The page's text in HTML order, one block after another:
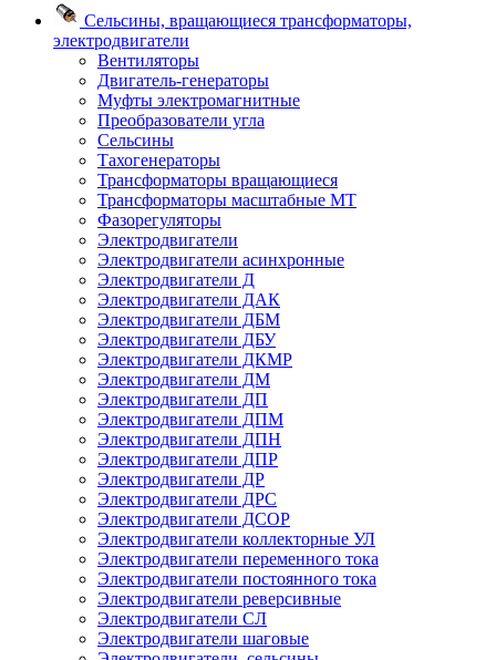
Сельсины, вращающиеся трансформаторы,
электродвигатели
Вентиляторы
Двигатель-генераторы
Муфты электромагнитные
Преобразователи угла
Сельсины
Тахогенераторы
Трансформаторы вращающиеся
Трансформаторы масштабные МТ
Фазорегуляторы
Электродвигатели
Электродвигатели асинхронные
Электродвигатели Д
Электродвигатели ДАК
Электродвигатели ДБМ
Электродвигатели ДБУ
Электродвигатели ДКМР
Электродвигатели ДМ
Электродвигатели ДП
Электродвигатели ДПМ
Электродвигатели ДПН
Электродвигатели ДПР
Электродвигатели ДР
Электродвигатели ДРС
Электродвигатели ДСОР
Электродвигатели коллекторные УЛ
Электродвигатели переменного тока
Электродвигатели постоянного тока
Электродвигатели реверсивные
Электродвигатели СЛ
Электродвигатели шаговые